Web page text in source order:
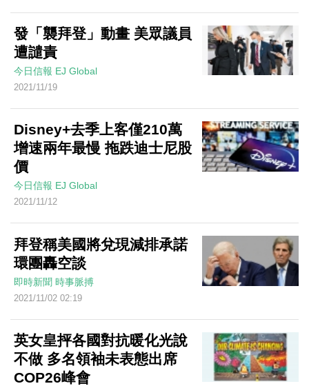
發「襲拜登」動畫 美眾議員
遭譴責
今日信報 EJ Global
2021/11/19
Disney+去季上客僅210萬
增速兩年最慢 拖跌迪士尼股
價
今日信報 EJ Global
2021/11/12
拜登稱美國將兌現減排承諾
環團轟空談
即時新聞 時事脈搏
2021/11/02 02:19
英女皇抨各國對抗暖化光說
不做 多名領袖未表態出席
COP26峰會